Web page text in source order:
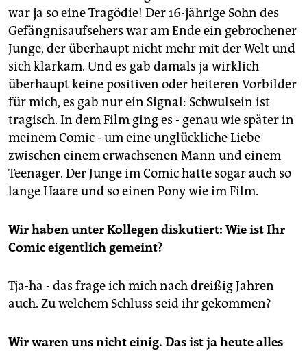
war ja so eine Tragödie! Der 16-jährige Sohn des
Gefängnisaufsehers war am Ende ein gebrochener
Junge, der überhaupt nicht mehr mit der Welt und
sich klarkam. Und es gab damals ja wirklich
überhaupt keine positiven oder heiteren Vorbilder
für mich, es gab nur ein Signal: Schwulsein ist
tragisch. In dem Film ging es - genau wie später in
meinem Comic - um eine unglückliche Liebe
zwischen einem erwachsenen Mann und einem
Teenager. Der Junge im Comic hatte sogar auch so
lange Haare und so einen Pony wie im Film.
Wir haben unter Kollegen diskutiert: Wie ist Ihr
Comic eigentlich gemeint?
Tja-ha - das frage ich mich nach dreißig Jahren
auch. Zu welchem Schluss seid ihr gekommen?
Wir waren uns nicht einig. Das ist ja heute alles